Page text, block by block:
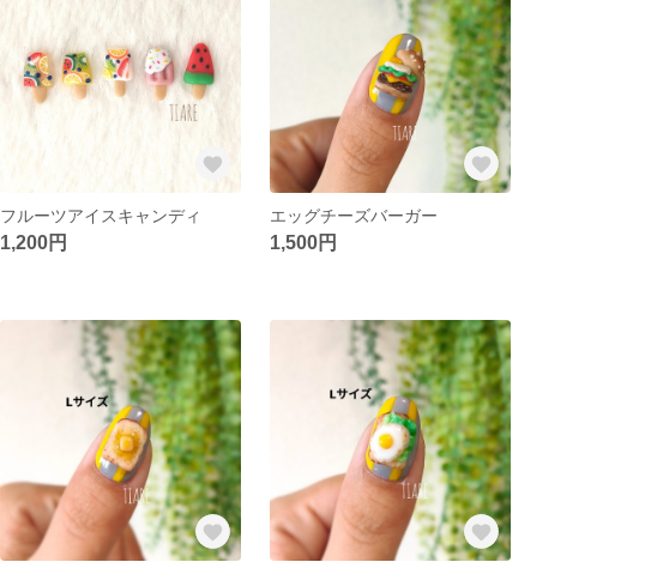
フルーツアイスキャンディ
1,200円
エッグチーズバーガー
1,500円